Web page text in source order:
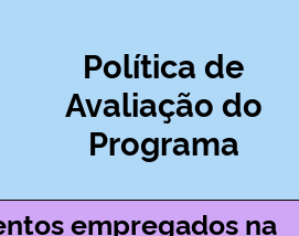
Política de
Avaliação do
Programa
empregados na